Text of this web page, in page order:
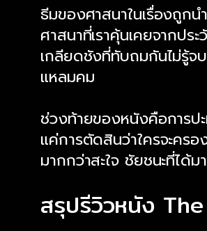
ธีมของศาสนาในเรื่องถูก
ศาสนาที่เราคุ้นเคยจากป
เกลียดชังที่ทับถมกันไม่รู้จ
แหลมคม
ช่วงท้ายของหนังคือการป
แค่การตัดสินว่าใครจะค
มากกว่าสะใจ ชัยชนะที่ได้
สรุปรีวิวหนัง